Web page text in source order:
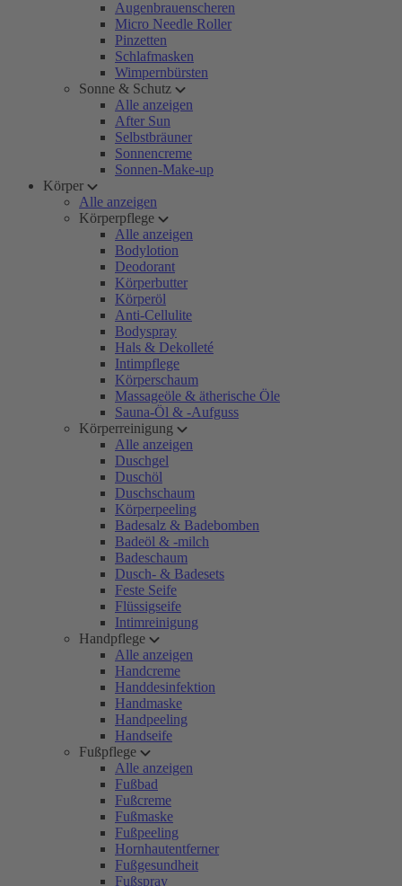
Augenbrauenscheren
Micro Needle Roller
Pinzetten
Schlafmasken
Wimpernbürsten
Sonne & Schutz
Alle anzeigen
After Sun
Selbstbräuner
Sonnencreme
Sonnen-Make-up
Körper
Alle anzeigen
Körperpflege
Alle anzeigen
Bodylotion
Deodorant
Körperbutter
Körperöl
Anti-Cellulite
Bodyspray
Hals & Dekolleté
Intimpflege
Körperschaum
Massageöle & ätherische Öle
Sauna-Öl & -Aufguss
Körperreinigung
Alle anzeigen
Duschgel
Duschöl
Duschschaum
Körperpeeling
Badesalz & Badebomben
Badeöl & -milch
Badeschaum
Dusch- & Badesets
Feste Seife
Flüssigseife
Intimreinigung
Handpflege
Alle anzeigen
Handcreme
Handdesinfektion
Handmaske
Handpeeling
Handseife
Fußpflege
Alle anzeigen
Fußbad
Fußcreme
Fußmaske
Fußpeeling
Hornhautentferner
Fußgesundheit
Fußspray